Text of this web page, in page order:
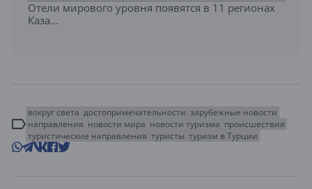
Отели мирового уровня появятся в 11 регионах
Каза...
вокруг света достопримечательности зарубежные новости
направления новости мира новости туризма происшествия
туристические направления туристы туризм в Турции